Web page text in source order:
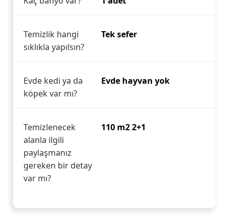
Temizlik hangi
sıklıkla yapılsın?
Tek sefer
Evde kedi ya da
köpek var mı?
Evde hayvan yok
Temizlenecek
alanla ilgili
paylaşmanız
gereken bir detay
var mı?
110 m2 2+1